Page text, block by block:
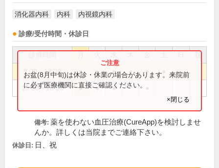
消化器内科 内科 内視鏡内科
診療/受付時間・休診日
祝
9:00～12:30 ● ● ● ● ●
15:30～18:00 ● ● ●
お盆(8月中旬)は休診・休業の場合があります。来院前
に必ず医療機関に直接ご確認ください。
×閉じる
備考: 薬を使わない血圧治療(CureApp)を検討しませ
んか。詳しくは当院までご連絡下さい。
休診日: 日、祝